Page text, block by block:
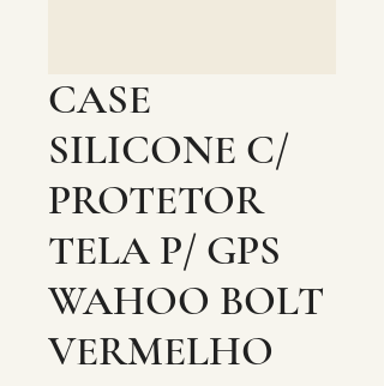
CASE
SILICONE C/
PROTETOR
TELA P/ GPS
WAHOO BOLT
VERMELHO